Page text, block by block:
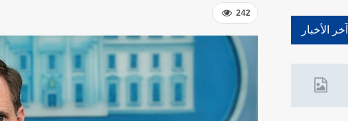
242
آخر الأخبار